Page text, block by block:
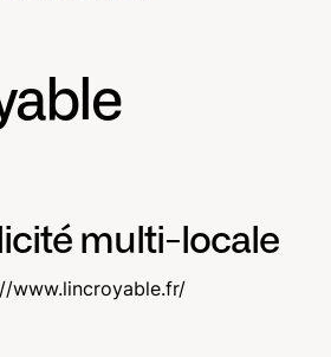
multi-locale
www.lincroyable.fr/